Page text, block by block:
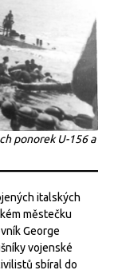
ponorek U-156 a
italských
městečku
George
vojenské
sbíral do